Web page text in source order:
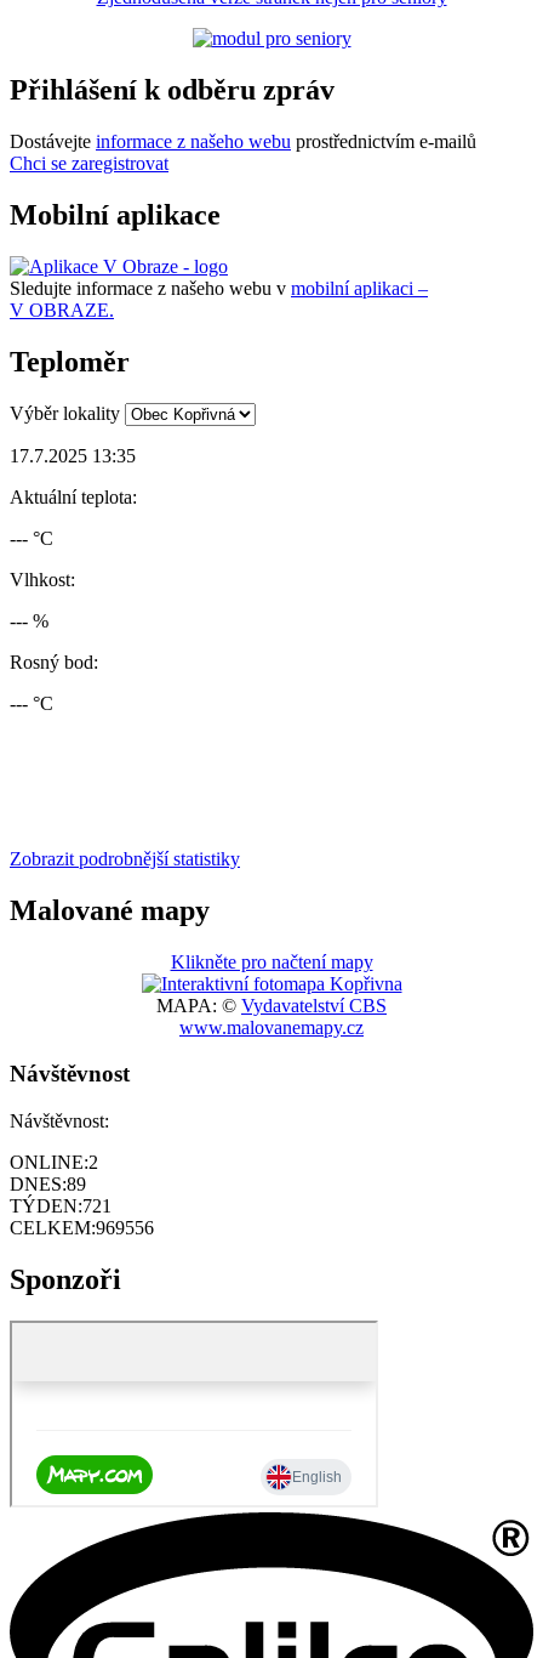
Přihlášení k odběru zpráv
Dostávejte informace z našeho webu prostřednictvím e-mailů
Chci se zaregistrovat
Mobilní aplikace
Sledujte informace z našeho webu v mobilní aplikaci –
V OBRAZE.
Teploměr
Výběr lokality
17.7.2025 13:35
Aktuální teplota:
--- °C
Vlhkost:
--- %
Rosný bod:
--- °C
Zobrazit podrobnější statistiky
Malované mapy
Klikněte pro načtení mapy
MAPA: © Vydavatelství CBS
www.malovanemapy.cz
Návštěvnost
Návštěvnost:
ONLINE:2
DNES:89
TÝDEN:721
CELKEM:969556
Sponzoři